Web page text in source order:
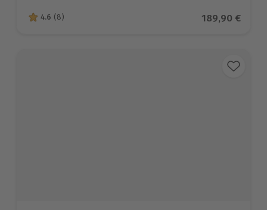
4.6 von 5 Sternen basierend auf 8 Bewertungen
4.6 (8) Aktueller
189,90 €